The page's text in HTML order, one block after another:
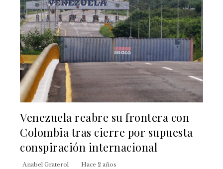
Venezuela reabre su frontera con
Colombia tras cierre por supuesta
conspiración internacional
Anabel Graterol Hace 2 años